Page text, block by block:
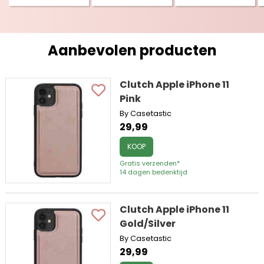
Aanbevolen producten
Clutch Apple iPhone 11
Pink
By Casetastic
29,99
KOOP
Gratis verzenden*
14 dagen bedenktijd
Clutch Apple iPhone 11
Gold/Silver
By Casetastic
29,99